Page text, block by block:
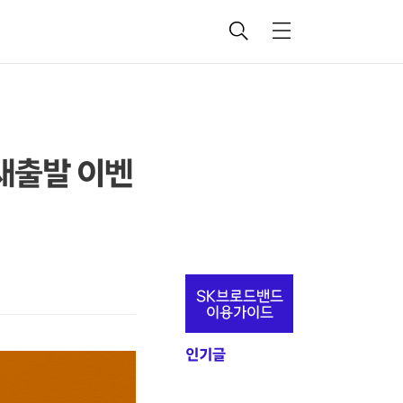
검
메
출발 이벤
추
정
보
SK브로드밴드
이용가이드
인기글